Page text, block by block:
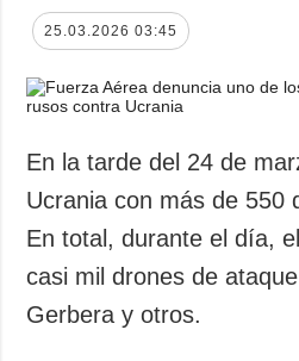
25.03.2026 03:45
En la tarde del 24 de
Ucrania con más de 550
En total, durante el día,
casi mil drones de
Gerbera y otros.